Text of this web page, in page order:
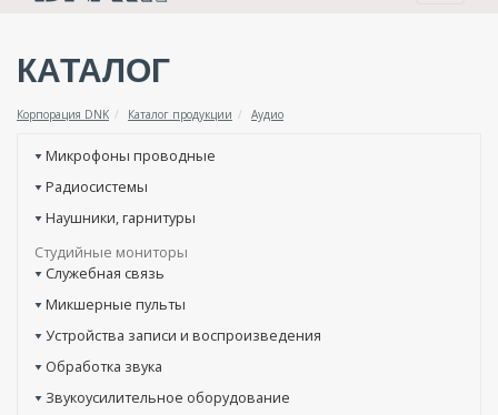
КАТАЛОГ
Корпорация DNK Каталог продукции Аудио
Микрофоны проводные
Радиосистемы
Наушники, гарнитуры
Студийные мониторы
Служебная связь
Микшерные пульты
Устройства записи и воспроизведения
Обработка звука
Звукоусилительное оборудование